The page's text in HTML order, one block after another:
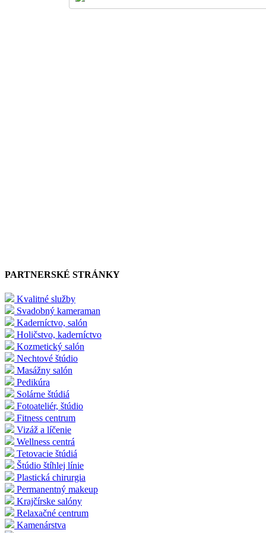
PARTNERSKÉ STRÁNKY
Kvalitné služby
Svadobný kameraman
Kaderníctvo, salón
Holičstvo, kaderníctvo
Kozmetický salón
Nechtové štúdio
Masážny salón
Pedikúra
Solárne štúdiá
Fotoateliér, štúdio
Fitness centrum
Vizáž a líčenie
Wellness centrá
Tetovacie štúdiá
Štúdio štíhlej línie
Plastická chirurgia
Permanentný makeup
Krajčírske salóny
Relaxačné centrum
Kamenárstva